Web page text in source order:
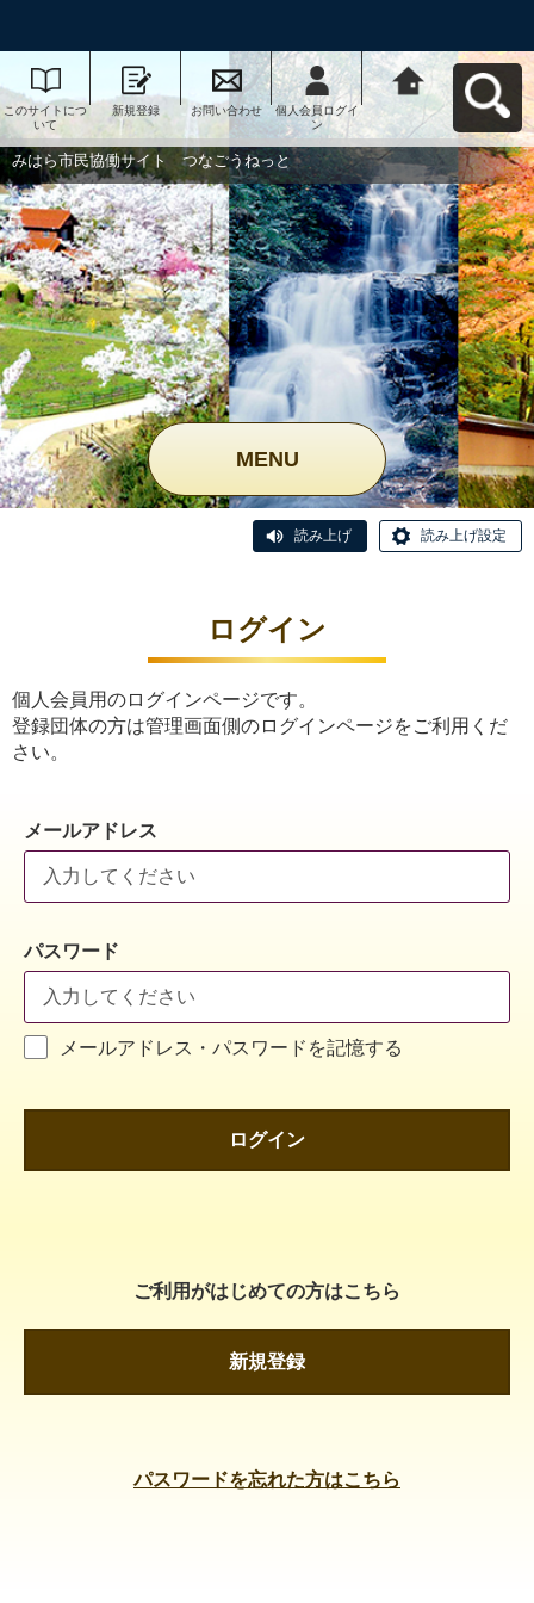
このサイトにつ
いて
新規登録 お問い合わせ
個人会員ログイ
ン
みはら市民協働
サイト つなご
うねっとへ戻る
みはら市民協働サイト つなごうねっと
MENU
読み上げ 読み上げ設定
ログイン
個人会員用のログインページです。
登録団体の方は管理画面側のログインページをご利用くだ
さい。
メールアドレス
パスワード
メールアドレス・パスワードを記憶する
ログイン
ご利用がはじめての方はこちら
新規登録
パスワードを忘れた方はこちら